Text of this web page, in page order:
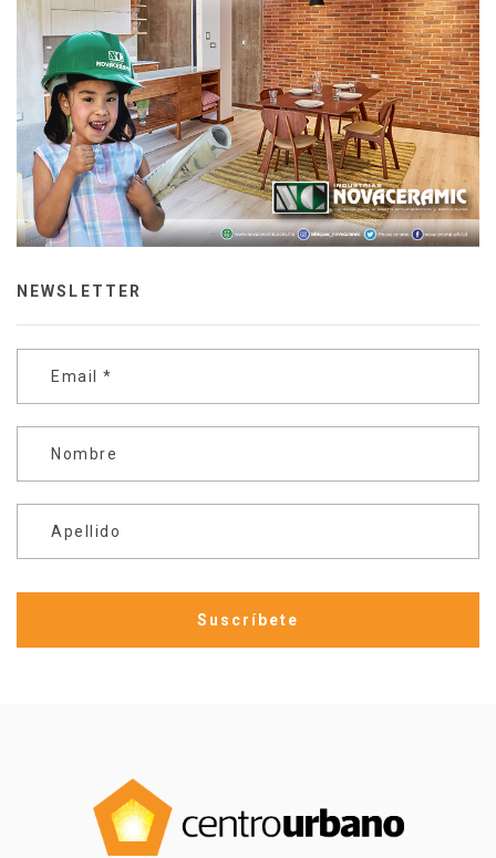
NEWSLETTER
Email *
Nombre
Apellido